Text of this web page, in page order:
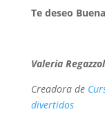
Te deseo
Valeria
Creadora de
divertidos